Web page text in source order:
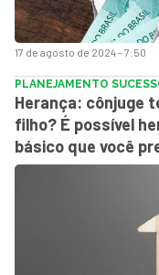
17 de agosto de 2024 - 7:50
PLANEJAMENTO
Herança: cônjuge
filho? É possível
básico que você